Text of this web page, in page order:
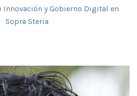
Innovación y Gobierno Digital en
Sopra Steria